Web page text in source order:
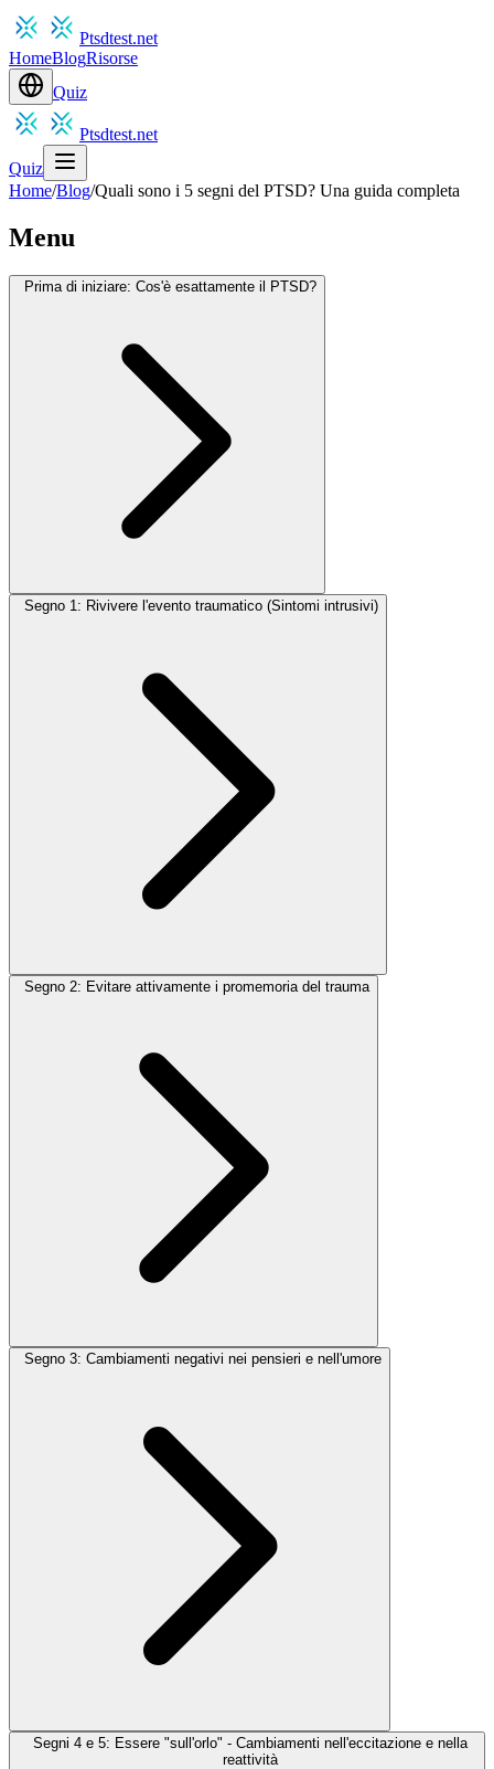
Ptsdtest.net
HomeBlogRisorse
Quiz
Ptsdtest.net
Quiz
Home/Blog/Quali sono i 5 segni del PTSD? Una guida completa
Menu
Prima di iniziare: Cos'è esattamente il PTSD?
Segno 1: Rivivere l'evento traumatico (Sintomi intrusivi)
Segno 2: Evitare attivamente i promemoria del trauma
Segno 3: Cambiamenti negativi nei pensieri e nell'umore
Segni 4 e 5: Essere "sull'orlo" - Cambiamenti nell'eccitazione e nella
reattività